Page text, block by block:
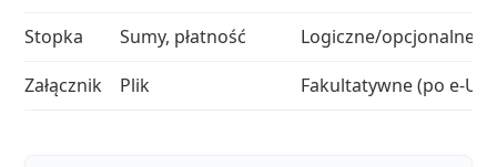
Stopka
Sumy, płatność
Logiczne/opcjonalne
Załącznik
Plik Fakultatywne (po e-US)